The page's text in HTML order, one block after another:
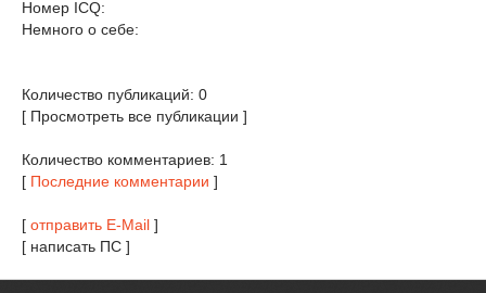
Номер ICQ:
Немного о себе:
Количество публикаций: 0
[ Просмотреть все публикации ]
Количество комментариев: 1
[ Последние комментарии ]
[ отправить E-Mail ]
[ написать ПС ]